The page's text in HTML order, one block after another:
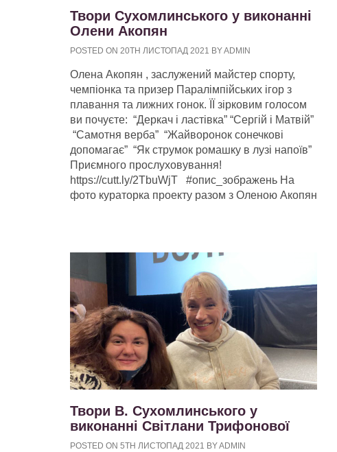
Твори Сухомлинського у виконанні
Олени Акопян
POSTED ON 20TH ЛИСТОПАД 2021 BY ADMIN
Олена Акопян , заслужений майстер спорту,
чемпіонка та призер Паралімпійських ігор з
плавання та лижних гонок. ЇЇ зірковим голосом
ви почуєте: “Деркач і ластівка” “Сергій і Матвій”
“Самотня верба” “Жайворонок сонечкові
допомагає” “Як струмок ромашку в лузі напоїв”
Приємного прослуховування!
https://cutt.ly/2TbuWjT #опис_зображень На
фото кураторка проекту разом з Оленою Акопян
Твори В. Сухомлинського у
виконанні Світлани Трифонової
POSTED ON 5TH ЛИСТОПАД 2021 BY ADMIN